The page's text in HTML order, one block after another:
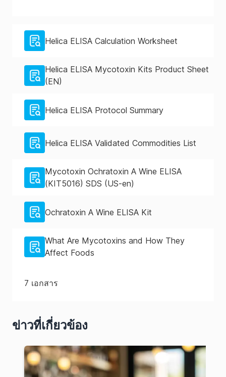
Helica ELISA Calculation Worksheet
Helica ELISA Mycotoxin Kits Product Sheet
(EN)
Helica ELISA Protocol Summary
Helica ELISA Validated Commodities List
Mycotoxin Ochratoxin A Wine ELISA
(KIT5016) SDS (US-en)
Ochratoxin A Wine ELISA Kit
What Are Mycotoxins and How They
Affect Foods
7 เอกสาร
ข่าวที่เกี่ยวข้อง